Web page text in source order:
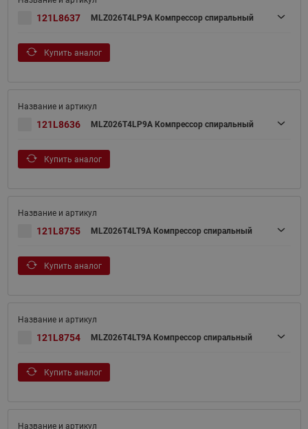
121L8637 MLZ026T4LP9A Компрессор спиральный
Купить аналог
121L8636 MLZ026T4LP9A Компрессор спиральный
Купить аналог
121L8755 MLZ026T4LT9A Компрессор спиральный
Купить аналог
121L8754 MLZ026T4LT9A Компрессор спиральный
Купить аналог